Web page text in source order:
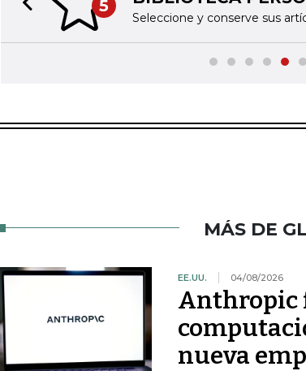
5
Seleccione y conserve sus
Previous slide
MÁS DE
EE.UU. 04/08/2026
Anthropic
nueva